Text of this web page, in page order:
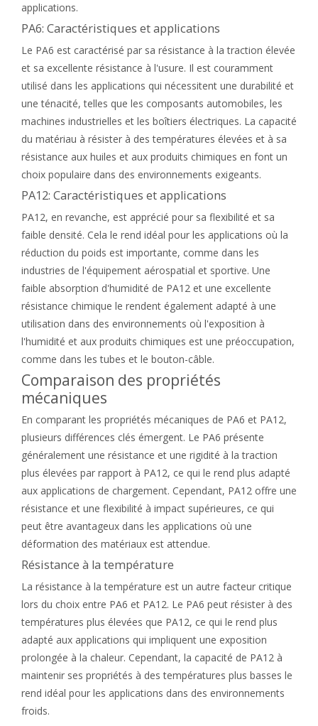
applications.
PA6: Caractéristiques et applications
Le PA6 est caractérisé par sa résistance à la traction élevée
et sa excellente résistance à l'usure. Il est couramment
utilisé dans les applications qui nécessitent une durabilité et
une ténacité, telles que les composants automobiles, les
machines industrielles et les boîtiers électriques. La capacité
du matériau à résister à des températures élevées et à sa
résistance aux huiles et aux produits chimiques en font un
choix populaire dans des environnements exigeants.
PA12: Caractéristiques et applications
PA12, en revanche, est apprécié pour sa flexibilité et sa
faible densité. Cela le rend idéal pour les applications où la
réduction du poids est importante, comme dans les
industries de l'équipement aérospatial et sportive. Une
faible absorption d'humidité de PA12 et une excellente
résistance chimique le rendent également adapté à une
utilisation dans des environnements où l'exposition à
l'humidité et aux produits chimiques est une préoccupation,
comme dans les tubes et le bouton-câble.
Comparaison des propriétés
mécaniques
En comparant les propriétés mécaniques de PA6 et PA12,
plusieurs différences clés émergent. Le PA6 présente
généralement une résistance et une rigidité à la traction
plus élevées par rapport à PA12, ce qui le rend plus adapté
aux applications de chargement. Cependant, PA12 offre une
résistance et une flexibilité à impact supérieures, ce qui
peut être avantageux dans les applications où une
déformation des matériaux est attendue.
Résistance à la température
La résistance à la température est un autre facteur critique
lors du choix entre PA6 et PA12. Le PA6 peut résister à des
températures plus élevées que PA12, ce qui le rend plus
adapté aux applications qui impliquent une exposition
prolongée à la chaleur. Cependant, la capacité de PA12 à
maintenir ses propriétés à des températures plus basses le
rend idéal pour les applications dans des environnements
froids.